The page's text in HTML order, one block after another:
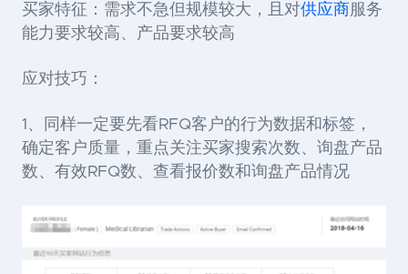
买家特征：需求不急但规模较大，且对供应商 服务
能力要求较高、产品要求较高
应对技巧：
1、同样一定要先看RFQ客户的行为数据和标签，
确定客户质量，重点关注买家搜索次数、询盘产品
数、有效RFQ数、查看报价数和询盘产品情况